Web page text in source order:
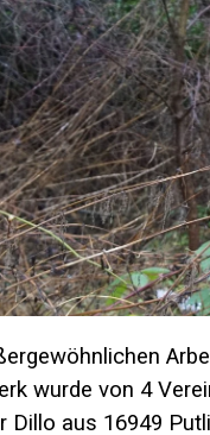
wurde von 4
Dillo aus 16949